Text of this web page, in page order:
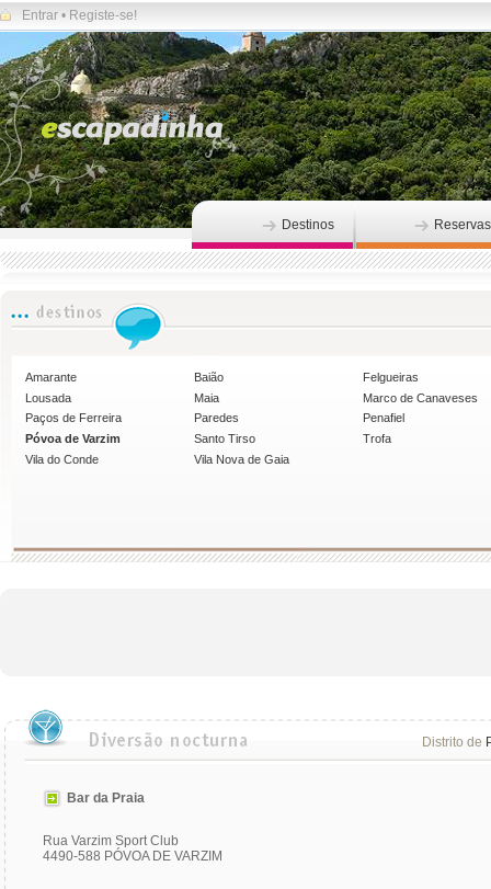
Entrar • Registe-se!
Destinos Reservas
Amarante Baião
Felgueiras
Lousada
Maia
Marco de Canaveses
Paços de Ferreira
Paredes
Penafiel
Póvoa de Varzim
Santo Tirso
Trofa
Vila do Conde
Vila Nova de Gaia
Distrito de
Bar da Praia
Rua Varzim Sport Club
4490-588 PÓVOA DE VARZIM